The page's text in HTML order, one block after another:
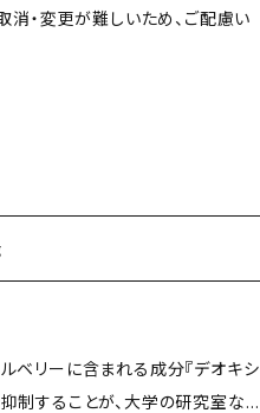
消・変更が難しいため、ご配慮い
ベリーに含まれる成分『デオキシ
制することが、大学の研究室など